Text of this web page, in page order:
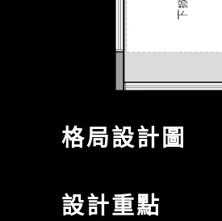
格局設計圖
設計重點